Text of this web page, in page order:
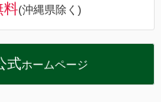
料(沖縄県除く)
式ホームページ